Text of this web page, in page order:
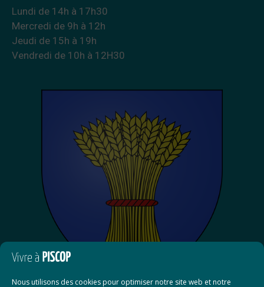
Nous utilisons des cookies pour optimiser notre site web et notre
Lundi de 14h à 17h30
Mercredi de 9h à 12h
Jeudi de 15h à 19h
Vendredi de 10h à 12H30